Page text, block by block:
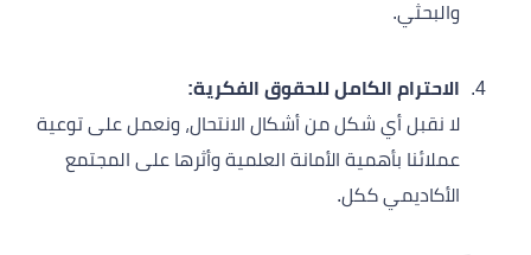
والبحثي.
الاحترام الكامل للحقوق الفكرية:
لا نقبل أي شكل من أشكال الانتحال، ونعمل على توعية
عملائنا بأهمية الأمانة العلمية وأثرها على المجتمع
الأكاديمي ككل.